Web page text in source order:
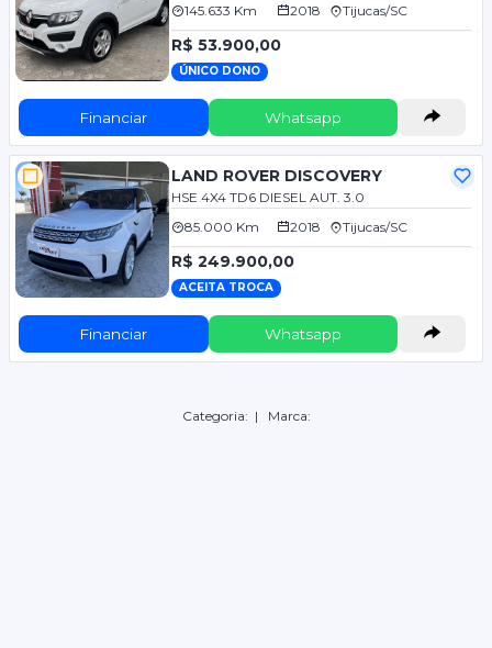
145.633 Km
2018 Tijucas/SC
R$ 53.900,00
ÚNICO DONO
Financiar Whatsapp
LAND ROVER DISCOVERY
HSE 4X4 TD6 DIESEL AUT. 3.0
85.000 Km
2018 Tijucas/SC
R$ 249.900,00
ACEITA TROCA
Financiar Whatsapp
Categoria: | Marca: